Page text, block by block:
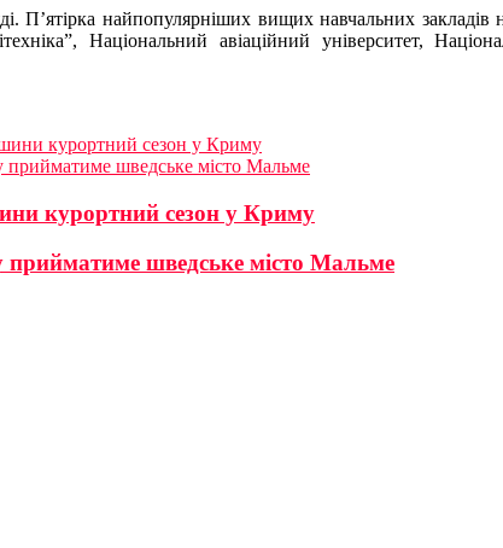
найпопулярніших вищих навчальних закладів
Національний авіаційний університет,
курортний сезон у Криму
прийматиме шведське місто Мальме
курортний сезон у Криму
прийматиме шведське місто Мальме